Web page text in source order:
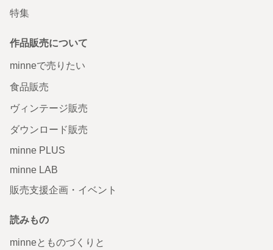
特集
作品販売について
minneで売りたい
食品販売
ヴィンテージ販売
ダウンロード販売
minne PLUS
minne LAB
販売支援企画・イベント
読みもの
minneとものづくりと